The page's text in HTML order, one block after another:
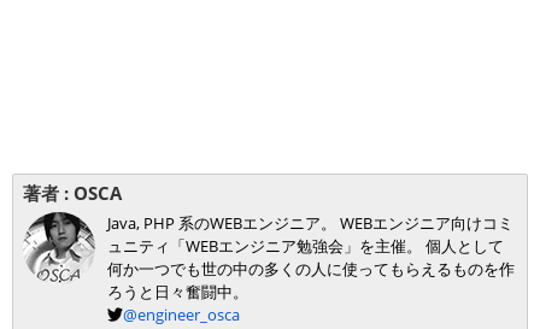
著者 : OSCA
Java, PHP 系のWEBエンジニア。 WEBエンジニア向けコミ
ュニティ「WEBエンジニア勉強会」を主催。 個人として
何か一つでも世の中の多くの人に使ってもらえるものを作
ろうと日々奮闘中。
@engineer_osca